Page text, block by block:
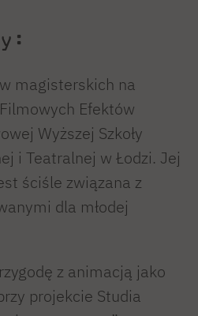
magisterskich na
Efektów
Wyższej Szkoły
i Teatralnej w Łodzi. Jej
ściśle związana z
dla młodej
z animacją jako
projekcie Studia